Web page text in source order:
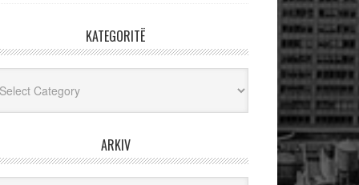
KATEGORITË
ARKIV